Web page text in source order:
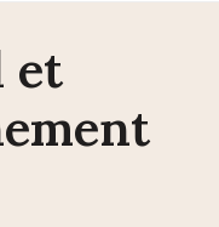
et